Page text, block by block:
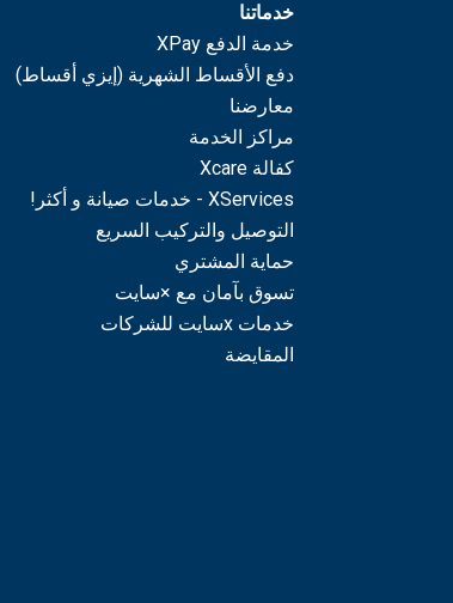
خدماتنا
خدمة الدفع XPay
دفع الأقساط الشهرية (إيزي أقساط)
معارضنا
مراكز الخدمة
كفالة Xcare
XServices - خدمات صيانة و أكثر!
التوصيل والتركيب السريع
حماية المشتري
تسوق بآمان مع ×سايت
خدمات xسايت للشركات
المقايضة